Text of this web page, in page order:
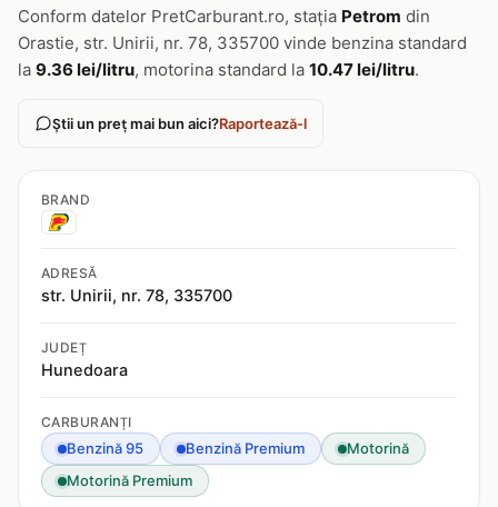
Conform datelor PretCarburant.ro, stația Petrom din
Orastie, str. Unirii, nr. 78, 335700 vinde benzina standard
la 9.36 lei/litru, motorina standard la 10.47 lei/litru.
Știi un preț mai bun aici?Raportează-l
BRAND
ADRESĂ
str. Unirii, nr. 78, 335700
JUDEȚ
Hunedoara
CARBURANȚI
Benzină 95 Benzină Premium
Motorină
Motorină Premium